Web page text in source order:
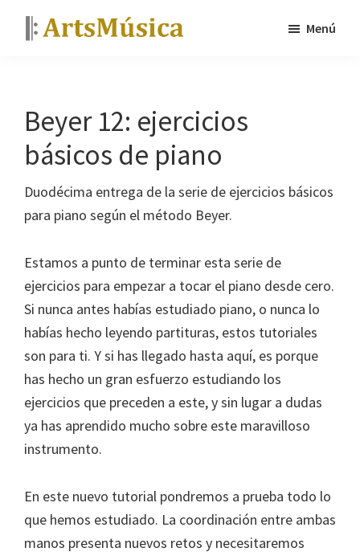
Saltar
Saltar
principal
y
tutoriales
gratis
Menú
Beyer 12: ejercicios
básicos de piano
Duodécima entrega de la serie de ejercicios básicos
para piano según el método Beyer.
Estamos a punto de terminar esta serie de
ejercicios para empezar a tocar el piano desde cero.
Si nunca antes habías estudiado piano, o nunca lo
habías hecho leyendo partituras, estos tutoriales
son para ti. Y si has llegado hasta aquí, es porque
has hecho un gran esfuerzo estudiando los
ejercicios que preceden a este, y sin lugar a dudas
ya has aprendido mucho sobre este maravilloso
instrumento.
En este nuevo tutorial pondremos a prueba todo lo
que hemos estudiado. La coordinación entre ambas
manos presenta nuevos retos y necesitaremos